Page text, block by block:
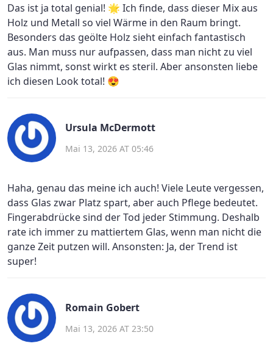
Das ist ja total genial! 🌟 Ich finde, dass dieser Mix aus
Holz und Metall so viel Wärme in den Raum bringt.
Besonders das geölte Holz sieht einfach fantastisch
aus. Man muss nur aufpassen, dass man nicht zu viel
Glas nimmt, sonst wirkt es steril. Aber ansonsten liebe
ich diesen Look total! 😍
Ursula McDermott
Mai 13, 2026 AT 05:46
Haha, genau das meine ich auch! Viele Leute vergessen,
dass Glas zwar Platz spart, aber auch Pflege bedeutet.
Fingerabdrücke sind der Tod jeder Stimmung. Deshalb
rate ich immer zu mattiertem Glas, wenn man nicht die
ganze Zeit putzen will. Ansonsten: Ja, der Trend ist
super!
Romain Gobert
Mai 13, 2026 AT 23:50